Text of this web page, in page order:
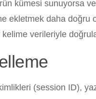
kümesi sunuyorsa
ekletmek daha doğru
kelime verileriyle
(session ID),